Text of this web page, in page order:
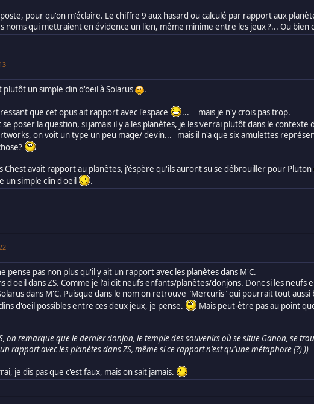
pour qu'on m'éclaire. Le chiffre 9 aux hasard ou calculé par rapport aux
noms qui mettraient en évidence un lien, même minime entre les jeux ?... Ou
un simple clin d'oeil à Solarus .
que cet opus ait rapport avec l'espace
... mais je n'y crois pas trop.
poser la question, si jamais il y a les planètes, je les verrai plutôt dans le contexte
on voit un type un peu mage/ devin... mais il n'a que six amulettes
Chest avait rapport au planètes, j'éspère qu'ils auront su se débrouiller pour Pluton
un simple clin d'oeil
.
pense pas non plus qu'il y ait un rapport avec les planètes dans M'C.
d'oeil dans ZS. Comme je l'ai dit neufs enfants/planètes/donjons. Donc si les
dans M'C. Puisque dans le nom on retrouve "Mercuris" qui pourrait tout
d'oeil possibles entre ces deux jeux, je pense.
Mais peut-être pas au point
on remarque que le dernier donjon, le temple des souvenirs où se situe Ganon, se
rapport avec les planètes dans ZS, même si ce rapport n'est qu'une métaphore (?) ))
je dis pas que c'est faux, mais on sait jamais.